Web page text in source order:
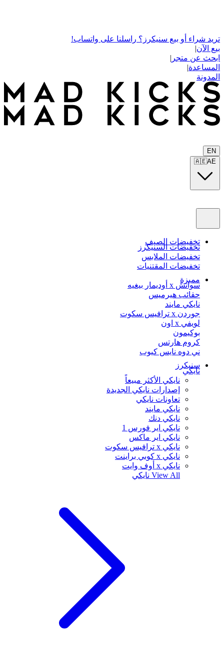
تريد شراء أو بيع سنيكرز؟ راسلنا على واتساب!
بيع الآن|
ابحث عن متجر |
المساعدة|
المدونة
EN
🇦🇪AE
تخفيضات الصيف
تخفيضات السنيكرز
تخفيضات الملابس
تخفيضات المقتنيات
مميزة
سواتش x أوديمار بيغيه
حقائب هيرميس
نايكي مايند
جوردن x ترافيس سكوت
لويفي x اون
بوكيمون
كروم هارتس
ني دوه نايس كيوب
سنيكرز
نايكي
نايكي الأكثر مبيعاً
إصدارات نايكي الجديدة
تعاونات نايكي
نايكي مايند
نايكي دنك
نايكي اير فورس 1
نايكي اير ماكس
نايكي x ترافيس سكوت
نايكي x كوبي براينت
نايكي x أوف وايت
View All نايكي